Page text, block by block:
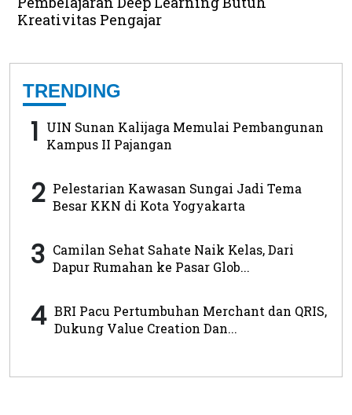
Kreativitas Pengajar
TRENDING
1 UIN Sunan Kalijaga Memulai Pembangunan
Kampus II Pajangan
2 Pelestarian Kawasan Sungai Jadi Tema
Besar KKN di Kota Yogyakarta
3 Camilan Sehat Sahate Naik Kelas, Dari
Dapur Rumahan ke Pasar Glob...
4 BRI Pacu Pertumbuhan Merchant dan QRIS,
Dukung Value Creation Dan...